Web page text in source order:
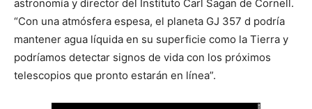
astronomía y director del Instituto Carl Sagan de Cornell.
“Con una atmósfera espesa, el planeta GJ 357 d podría
mantener agua líquida en su superficie como la Tierra y
podríamos detectar signos de vida con los próximos
telescopios que pronto estarán en línea”.